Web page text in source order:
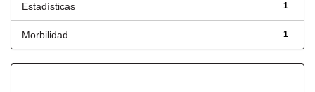
1
Estadísticas
1
Morbilidad